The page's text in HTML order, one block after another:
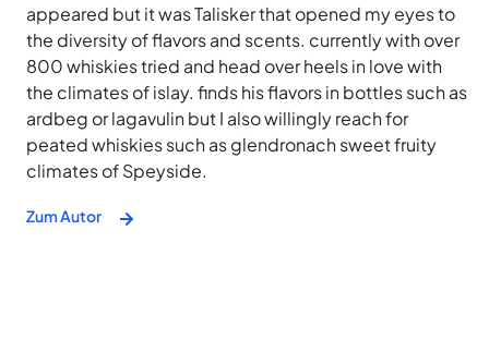
appeared but it was Talisker that opened my eyes to
the diversity of flavors and scents. currently with over
800 whiskies tried and head over heels in love with
the climates of islay. finds his flavors in bottles such as
ardbeg or lagavulin but I also willingly reach for
peated whiskies such as glendronach sweet fruity
climates of Speyside.
Zum Autor